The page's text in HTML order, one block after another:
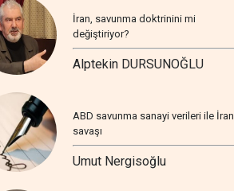
İran, savunma doktrinini mi
değiştiriyor?
Alptekin DURSUNOĞLU
ABD savunma sanayi verileri ile İran
savaşı
Umut Nergisoğlu